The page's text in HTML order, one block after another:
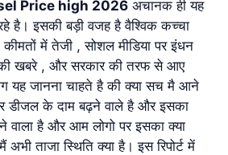
Price high 2026 अचानक ही यह
है। इसकी बड़ी वजह है वैश्विक कच्चा
में तेजी , सोशल मीडिया पर इंधन
खबरे , और सरकार की तरफ से आए
यह जानना चाहते है की क्या सच मै आने
डीजल के दाम बढ़ने वाले है और इसका
वाला है और आम लोगो पर इसका क्या
ताजा स्थिति क्या है। इस रिपोर्ट में